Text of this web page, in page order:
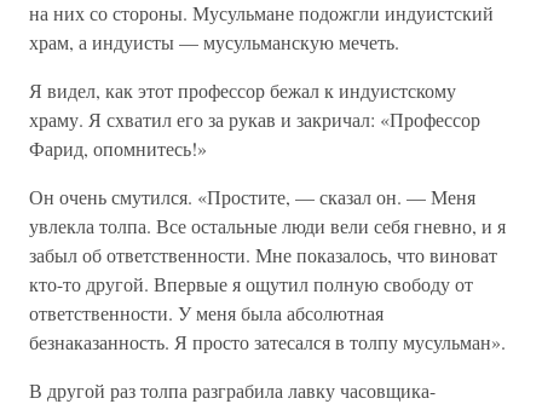
на них со стороны. Мусульмане подожгли индуистский
храм, а индуисты — мусульманскую мечеть.
Я видел, как этот профессор бежал к индуистскому
храму. Я схватил его за рукав и закричал: «Профессор
Фарид, опомнитесь!»
Он очень смутился. «Простите, — сказал он. — Меня
увлекла толпа. Все остальные люди вели себя гневно, и я
забыл об ответственности. Мне показалось, что виноват
кто-то другой. Впервые я ощутил полную свободу от
ответственности. У меня была абсолютная
безнаказанность. Я просто затесался в толпу мусульман».
В другой раз толпа разграбила лавку часовщика-